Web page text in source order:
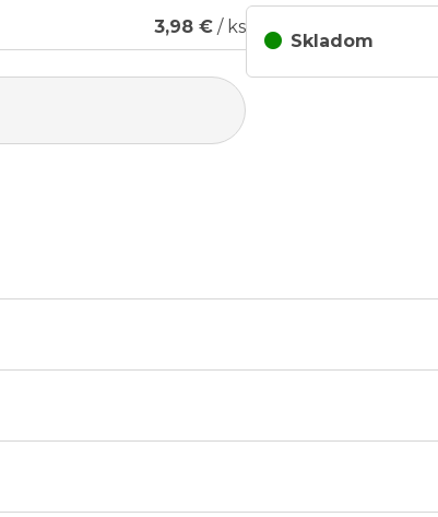
3,98 € / ks
Skladom